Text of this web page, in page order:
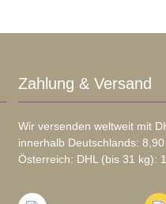
Zahlung & Versand
Wir versenden weltweit mit
innerhalb Deutschlands:
Österreich: DHL (bis 31 kg):